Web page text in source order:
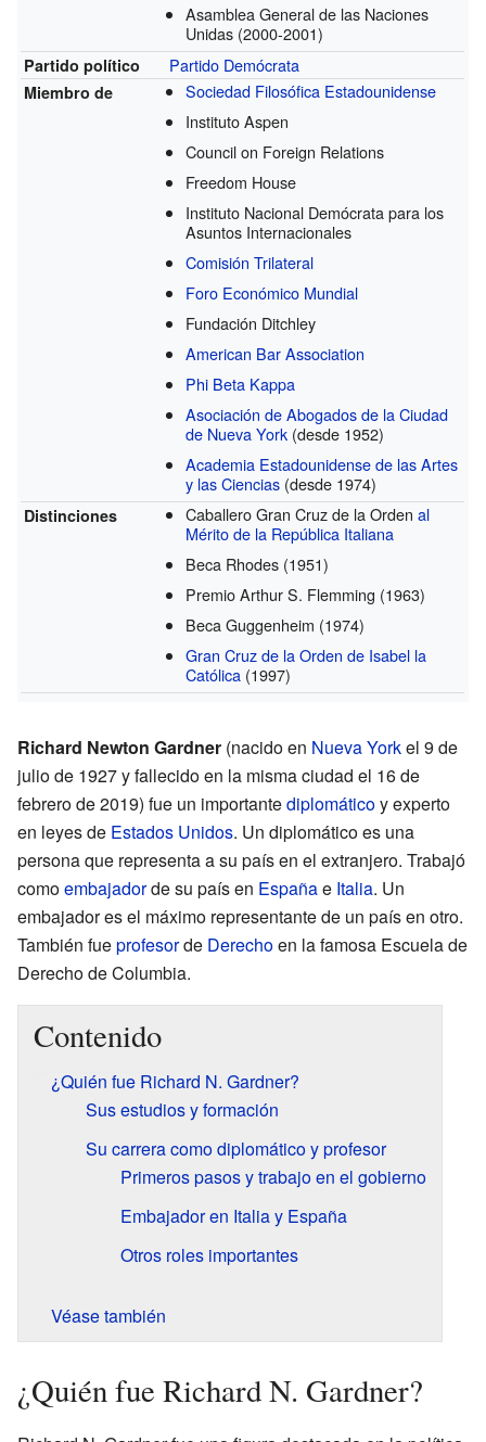
Asamblea General de las Naciones
Unidas (2000-2001)
Partido político Partido Demócrata
Miembro de
Sociedad Filosófica Estadounidense
Instituto Aspen
Council on Foreign Relations
Freedom House
Instituto Nacional Demócrata para los
Asuntos Internacionales
Comisión Trilateral
Foro Económico Mundial
Fundación Ditchley
American Bar Association
Phi Beta Kappa
Asociación de Abogados de la Ciudad
de Nueva York (desde 1952)
Academia Estadounidense de las Artes
y las Ciencias (desde 1974)
Distinciones Caballero Gran Cruz de la Orden al
Mérito de la República Italiana
Beca Rhodes (1951)
Premio Arthur S. Flemming (1963)
Beca Guggenheim (1974)
Gran Cruz de la Orden de Isabel la
Católica (1997)
Richard Newton Gardner (nacido en Nueva Yorkel 9 de
julio de 1927 y fallecido en la misma ciudad el 16 de
febrero de 2019) fue un importantediplomáticoy experto
en leyes de Estados Unidos. Un diplomático es una
persona que representa a su país en el extranjero. Trabajó
comoembajadorde su país en Españae Italia. Un
embajador es el máximo representante de un país en otro.
También fueprofesorde Derechoen la famosa Escuela de
Derecho de Columbia.
Contenido
¿Quién fue Richard N. Gardner?
Sus estudios y formación
Su carrera como diplomático y profesor
Primeros pasos y trabajo en el gobierno
Embajador en Italia y España
Otros roles importantes
Véase también
¿Quién fue Richard N. Gardner?